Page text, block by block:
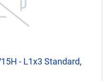
- L1x3 Standard,